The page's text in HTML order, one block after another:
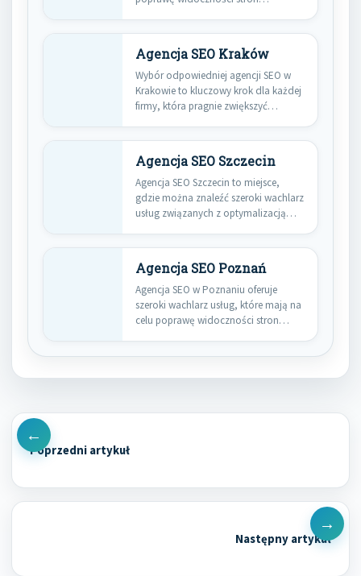
Agencja SEO Kraków
Wybór odpowiedniej agencji SEO w
Krakowie to kluczowy krok dla każdej
firmy, która pragnie zwiększyć…
Agencja SEO Szczecin
Agencja SEO Szczecin to miejsce,
gdzie można znaleźć szeroki wachlarz
usług związanych z optymalizacją
Agencja SEO Poznań
Agencja SEO w Poznaniu oferuje
szeroki wachlarz usług, które mają na
celu poprawę widoczności stron…
Nawigacja
wpisu
Previous
Next
Post